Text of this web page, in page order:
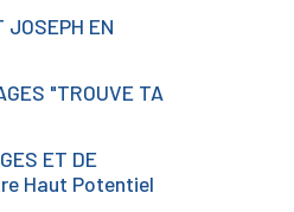
JOSEPH EN
"TROUVE TA
ET DE
Haut Potentiel